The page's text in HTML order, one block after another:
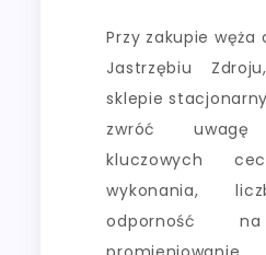
Przy zakupie węża
Jastrzębiu
sklepie
zwróć
kluczowych
wykonania,
odporność